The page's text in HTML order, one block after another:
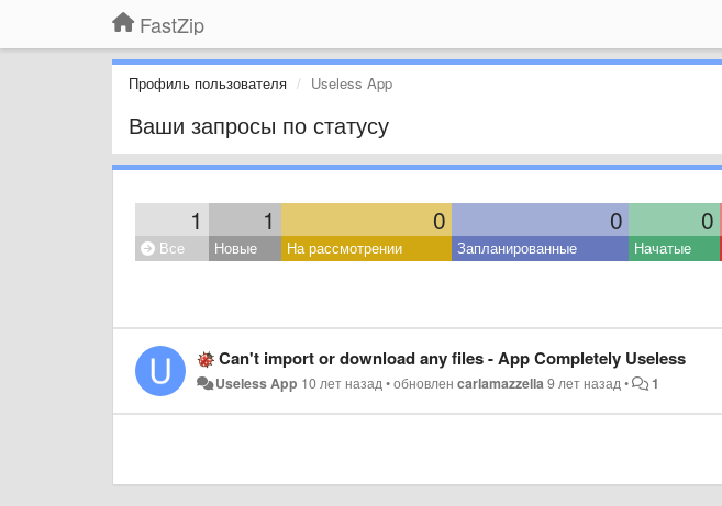
FastZip
Профиль пользователя Useless App
Ваши запросы по статусу
1 1 0 0 0
Все Новые На рассмотрении Запланированные Начатые
Can't import or download any files - App Completely Useless
Useless App 10 лет назад•обновленcarlamazzella9 лет назад• 1